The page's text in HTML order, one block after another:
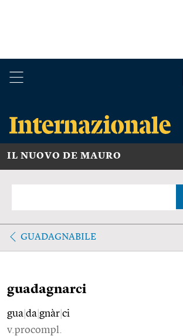
IL NUOVO DE MAURO
GUADAGNABILE
guadagnarci
gua da gnàr ci
v.procompl.